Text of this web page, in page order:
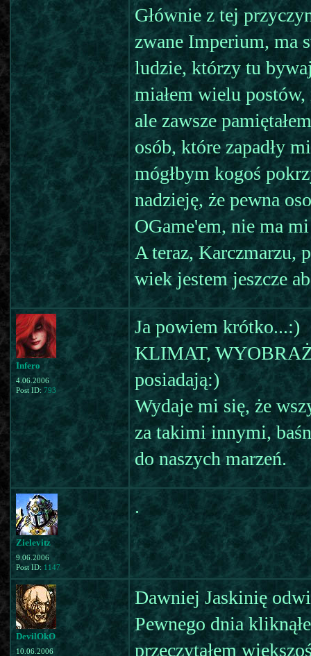
Głównie z tej
zwane Imperium, ma
ludzie, którzy tu
miałem wielu
ale zawsze
osób, które zapadły
mógłbym kogoś
nadzieję, że pewna
OGame'em, nie ma
A teraz, Karczmarzu,
wiek jestem jeszcze
Infero
4.06.2006
Post ID: 793
Ja powiem krótko...:)
KLIMAT,
posiadają:)
Wydaje mi się, że
za takimi innymi,
do naszych marzeń.
Zielevitz
9.06.2006
Post ID: 1147
.
DevilOkO
10.06.2006
Dawniej Jaskinię
Pewnego dnia
przeczytałem